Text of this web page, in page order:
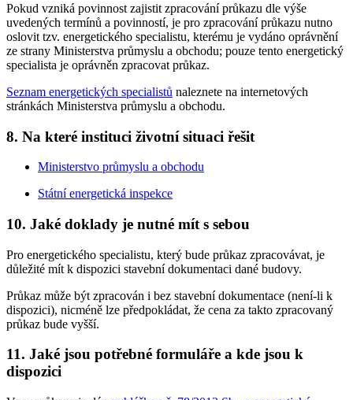
Pokud vzniká povinnost zajistit zpracování průkazu dle výše
uvedených termínů a povinností, je pro zpracování průkazu nutno
oslovit tzv. energetického specialistu, kterému je vydáno oprávnění
ze strany Ministerstva průmyslu a obchodu; pouze tento energetický
specialista je oprávněn zpracovat průkaz.
Seznam energetických specialistů naleznete na internetových
stránkách Ministerstva průmyslu a obchodu.
8. Na které instituci životní situaci řešit
Ministerstvo průmyslu a obchodu
Státní energetická inspekce
10. Jaké doklady je nutné mít s sebou
Pro energetického specialistu, který bude průkaz zpracovávat, je
důležité mít k dispozici stavební dokumentaci dané budovy.
Průkaz může být zpracován i bez stavební dokumentace (není-li k
dispozici), nicméně lze předpokládat, že cena za takto zpracovaný
průkaz bude vyšší.
11. Jaké jsou potřebné formuláře a kde jsou k
dispozici